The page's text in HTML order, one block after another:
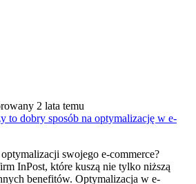
2 lata temu
to dobry sposób na optymalizację w e-
swojego e-commerce?
InPost, które kuszą nie tylko niższą
benefitów. Optymalizacja w e-